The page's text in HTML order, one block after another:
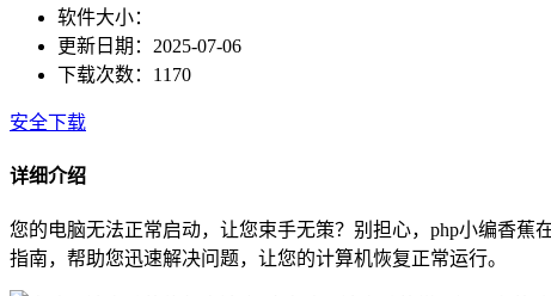
软件大小：
更新日期：2025-07-06
下载次数：1170
安全下载
详细介绍
您的电脑无法正常启动，让您束手无策？别担心，php小编香
指南，帮助您迅速解决问题，让您的计算机恢复正常运行。